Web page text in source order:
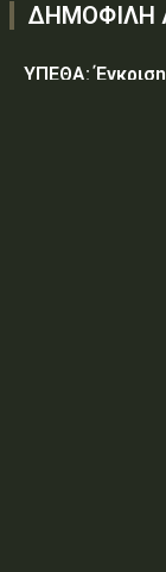
ΔΗΜΟΦΙΛΗ
ΥΠΕΘΑ:
Ελληνικού
Επιτελείο
Όμιλος ΔΕΗ:
ΥΠ.ΠΡΟ.ΠΟ.: